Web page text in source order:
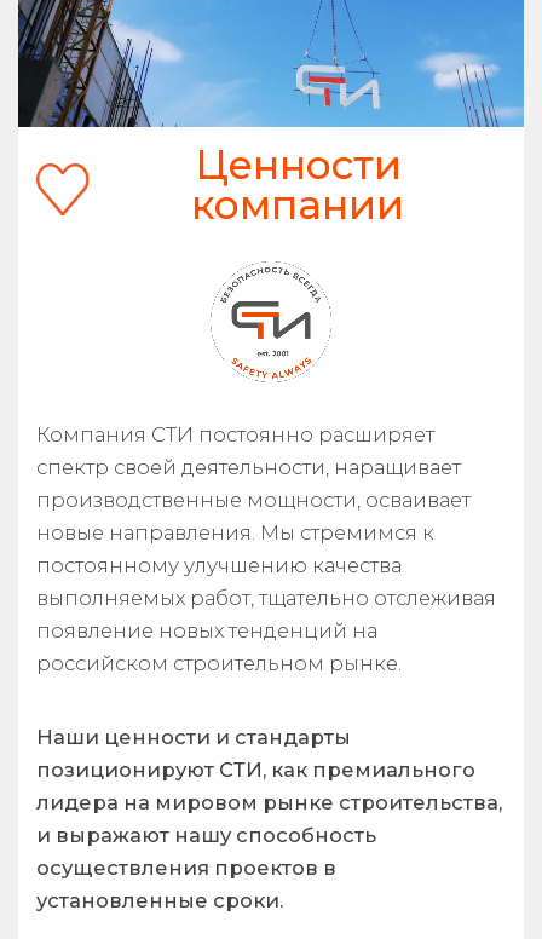
Ценности
компании
Компания СТИ постоянно расширяет
спектр своей деятельности, наращивает
производственные мощности, осваивает
новые направления. Мы стремимся к
постоянному улучшению качества
выполняемых работ, тщательно отслеживая
появление новых тенденций на
российском строительном рынке.
Наши ценности и стандарты
позиционируют СТИ, как премиального
лидера на мировом рынке строительства,
и выражают нашу способность
осуществления проектов в
установленные сроки.